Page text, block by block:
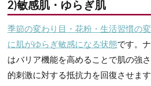
2)敏感肌・ゆらぎ肌
季節の変わり目・花粉・生活習慣の
に肌がゆらぎ敏感になる状態です。
はバリア機能を高めることで肌の強
的刺激に対する抵抗力を回復させま